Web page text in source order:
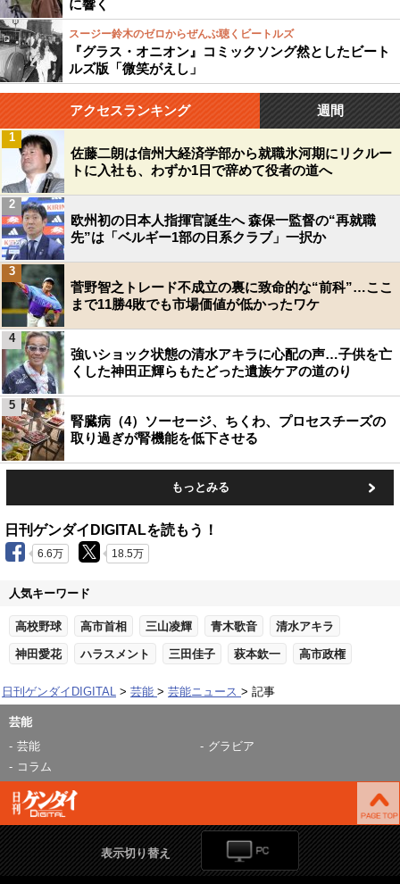
に響く
スージー鈴木のゼロからぜんぶ聴くビートルズ
『グラス・オニオン』コミックソング然としたビート
ルズ版「微笑がえし」
アクセスランキング 週間
佐藤二朗は信州大経済学部から就職氷河期にリクルー
トに入社も、わずか1日で辞めて役者の道へ
1
欧州初の日本人指揮官誕生へ 森保一監督の“再就職
先”は「ベルギー1部の日系クラブ」一択か
2
菅野智之トレード不成立の裏に致命的な“前科”…ここ
まで11勝4敗でも市場価値が低かったワケ
3
強いショック状態の清水アキラに心配の声…子供を亡
くした神田正輝らもたどった遺族ケアの道のり
4
腎臓病（4）ソーセージ、ちくわ、プロセスチーズの
取り過ぎが腎機能を低下させる
5
もっとみる
日刊ゲンダイDIGITALを読もう！
6.6万 18.5万
人気キーワード
高校野球 高市首相 三山凌輝 青木歌音 清水アキラ
神田愛花 ハラスメント 三田佳子 萩本欽一 高市政権
日刊ゲンダイDIGITAL 芸能 芸能ニュース 記事
芸能
芸能
グラビア
コラム
表示切り替え